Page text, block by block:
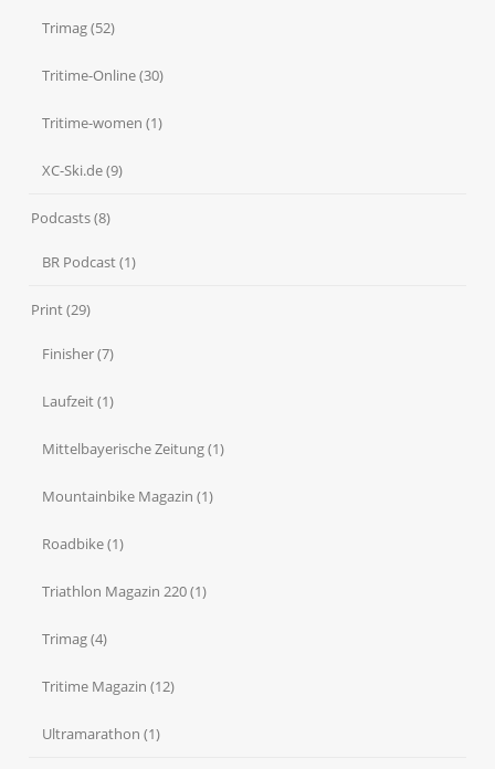
Trimag(52)
Tritime-Online(30)
Tritime-women (1)
XC-Ski.de(9)
Podcasts(8)
BR Podcast(1)
Print(29)
Finisher(7)
Laufzeit(1)
Mittelbayerische Zeitung(1)
Mountainbike Magazin (1)
Roadbike(1)
Triathlon Magazin 220(1)
Trimag(4)
Tritime Magazin (12)
Ultramarathon (1)